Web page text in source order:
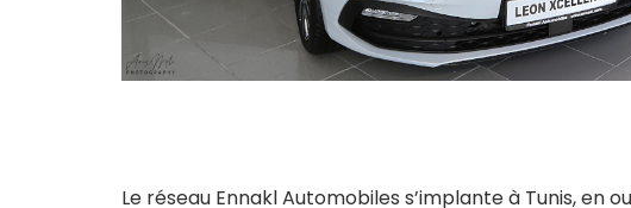
Le réseau Ennakl Automobiles s’implante à Tunis,